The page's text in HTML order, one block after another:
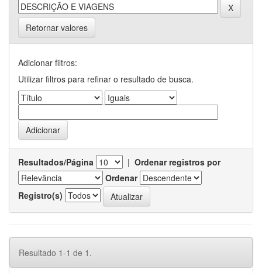
Retornar valores
Adicionar filtros:
Utilizar filtros para refinar o resultado de busca.
Resultados/Página | Ordenar registros por
Ordenar
Registro(s)
Resultado 1-1 de 1.